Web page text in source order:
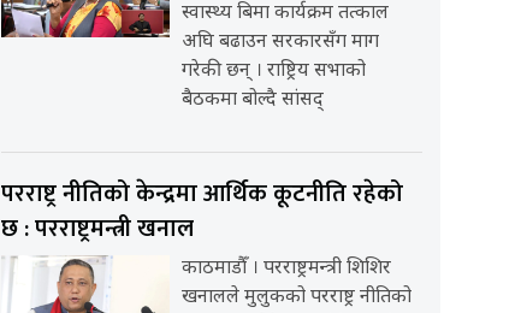
स्वास्थ्य बिमा कार्यक्रम तत्काल
अघि बढाउन सरकारसँग माग
गरेकी छन् । राष्ट्रिय सभाको
बैठकमा बोल्दै सांसद्
परराष्ट्र नीतिको केन्द्रमा आर्थिक कूटनीति रहेको
छ : परराष्ट्रमन्त्री खनाल
काठमाडौँ । परराष्ट्रमन्त्री शिशिर
खनालले मुलुकको परराष्ट्र नीतिको